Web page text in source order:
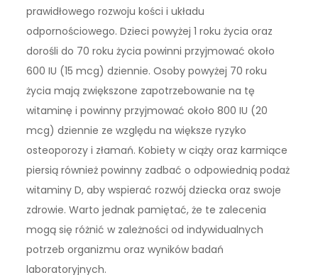
prawidłowego rozwoju kości i układu
odpornościowego. Dzieci powyżej 1 roku życia oraz
dorośli do 70 roku życia powinni przyjmować około
600 IU (15 mcg) dziennie. Osoby powyżej 70 roku
życia mają zwiększone zapotrzebowanie na tę
witaminę i powinny przyjmować około 800 IU (20
mcg) dziennie ze względu na większe ryzyko
osteoporozy i złamań. Kobiety w ciąży oraz karmiące
piersią również powinny zadbać o odpowiednią podaż
witaminy D, aby wspierać rozwój dziecka oraz swoje
zdrowie. Warto jednak pamiętać, że te zalecenia
mogą się różnić w zależności od indywidualnych
potrzeb organizmu oraz wyników badań
laboratoryjnych.